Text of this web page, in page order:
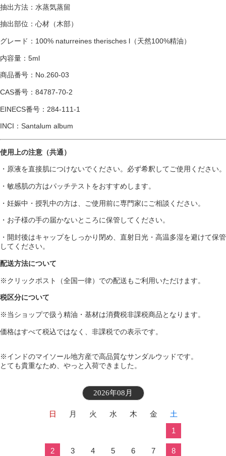
抽出方法：水蒸気蒸留
抽出部位：心材（木部）
グレード：100% naturreines therisches l（天然100%精油）
内容量：5ml
商品番号：No.260-03
CAS番号：84787-70-2
EINECS番号：284-111-1
INCI：Santalum album
使用上の注意（共通）
・原液を直接肌につけないでください。必ず希釈してご使用ください。
・敏感肌の方はパッチテストをおすすめします。
・妊娠中・授乳中の方は、ご使用前に専門家にご相談ください。
・お子様の手の届かないところに保管してください。
・開封後はキャップをしっかり閉め、直射日光・高温多湿を避けて保管
してください。
配送方法について
※クリックポスト（全国一律）での配送もご利用いただけます。
税区分について
※当ショップで扱う精油・基材は消費税非課税商品となります。
価格はすべて税込ではなく、非課税での表示です。
※インドのマイソール地方産で高品質なサンダルウッドです。
とても貴重なため、やっと入荷できました。
2026年08月
日 月 火 水 木 金
土
1
2 3 4 5 6 7 8